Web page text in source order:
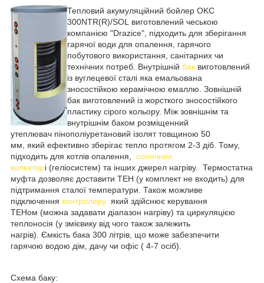
Тепловий акумуляційний бойлер OKC
300NTR(R)/SOL виготовлений чеською
компанією "Drazice", підходить для зберігання
гарячої води для опалення, гарячого
побутового використання, санітарних чи
технічних потреб. Внутрішній бак виготовлений
із вуглецевої сталі яка емальована
зносостійкою керамічною емаллю. Зовнішній
бак виготовлений із жорсткого зносостійкого
пластику сірого кольору. Між зовнішнім та
внутрішнім баком розміщенний
утеплювач пінополіуретановий ізолят товщиною 50
мм, який ефективно зберігає тепло протягом 2-3 діб. Тому,
підходить для котлів опалення, сонячних
колекторі (геліосистем) та інших джерел нагріву. Термостатна
муфта дозволяє доставити ТЕН (у комплект не входить) для
підтримання сталої температури. Також можливе
підключення контролеру який здійснює керування
ТЕНом (можна задавати діапазон нагріву) та циркуляцією
теплоносія (у змієвику від чого також залежить
нагрів). Ємкість бака 300 літрів, що може забезпечити
гарячою водою дім, дачу чи офіс ( 4-7 осіб).
Схема баку: